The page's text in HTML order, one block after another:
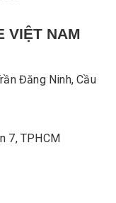
VIỆT NAM
Đăng Ninh, Cầu
7, TPHCM